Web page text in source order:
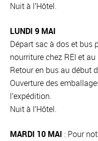
Nuit à l’Hôtel.
LUNDI 9 MAI
Départ sac à dos et bus
nourriture chez REI et
Retour en bus au début
Ouverture des
l’expédition.
Nuit à l’Hôtel.
MARDI 10 MAI : Pour